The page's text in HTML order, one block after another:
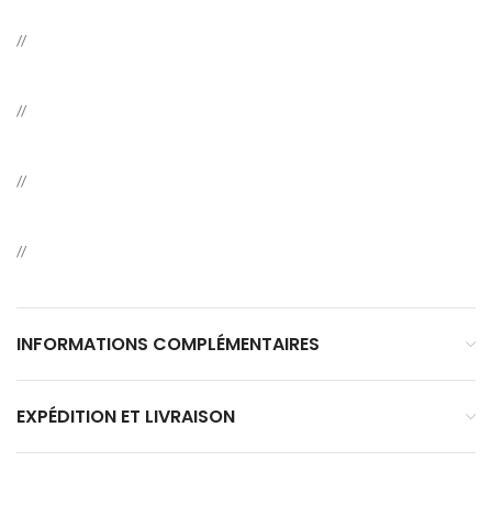
//
//
//
//
INFORMATIONS COMPLÉMENTAIRES
EXPÉDITION ET LIVRAISON